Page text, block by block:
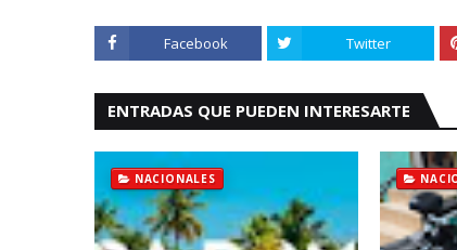
Facebook Twitter
ENTRADAS QUE PUEDEN INTERESARTE
NACIONALES